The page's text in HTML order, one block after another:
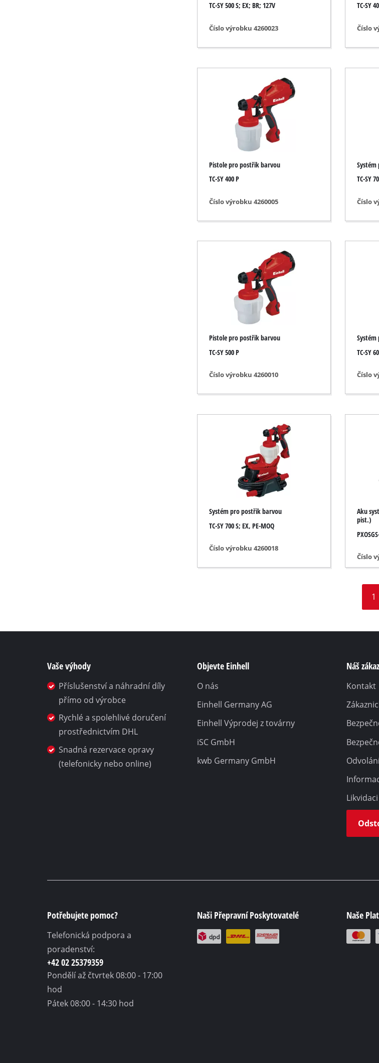
Elektrické kompresory
Pneumatické nářadí
Auto. kompresory
Multifunkční přístroje
Řezací / dělicí přístroje
Míchací zařízení
Technika pro automobily
Zvedací / tažné stroje
Ostatní zařízení
Prořezávací pily
Drtič větví
Čistič drážek
Vysavač listí
Multifunkční nářadí
Zametací stroje
TC-SY 500 S; EX; BR; 127V
Číslo výrobku 4260023
TC-SY
Číslo
Pistole pro postřik barvou
TC-SY 400 P
Číslo výrobku 4260005
TC-SY
Číslo
Pistole pro postřik barvou
TC-SY 500 P
Číslo výrobku 4260010
TC-SY
Číslo
Systém pro postřik barvou
TC-SY 700 S; EX, PE-MOQ
Číslo výrobku 4260018
Aku
pist.)
Číslo
1
Vaše výhody
Příslušenství a náhradní díly
přímo od výrobce
Rychlé a spolehlivé doručení
prostřednictvím DHL
Snadná rezervace opravy
(telefonicky nebo online)
Objevte Einhell
O nás
Einhell Germany AG
Einhell Výprodej z továrny
iSC GmbH
kwb Germany GmbH
Náš
Kontakt
Potřebujete pomoc?
Telefonická podpora a
poradenství:
+42 02 25379359
Pondělí až čtvrtek08:00 - 17:00
hod
Pátek08:00 - 14:30 hod
Naši Přepravní Poskytovatelé Naše